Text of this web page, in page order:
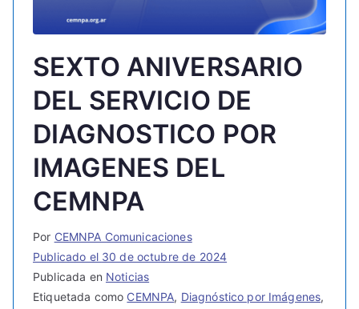
SEXTO ANIVERSARIO
DEL SERVICIO DE
DIAGNOSTICO POR
IMAGENES DEL
CEMNPA
Por CEMNPA Comunicaciones
Publicado el 30 de octubre de 2024
Publicada en Noticias
Etiquetada como CEMNPA, Diagnóstico por Imágenes,